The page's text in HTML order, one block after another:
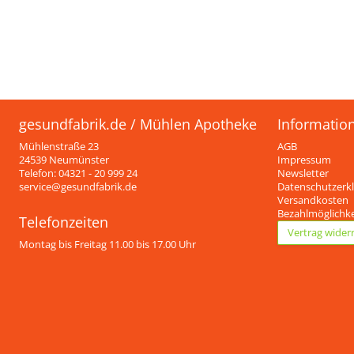
gesundfabrik.de / Mühlen Apotheke
Mühlenstraße 23
24539 Neumünster
Telefon: 04321 - 20 999 24
service@gesundfabrik.de
Telefonzeiten
Montag bis Freitag 11.00 bis 17.00 Uhr
AGB
Impressum
Newsletter
Versandkosten
Vertrag